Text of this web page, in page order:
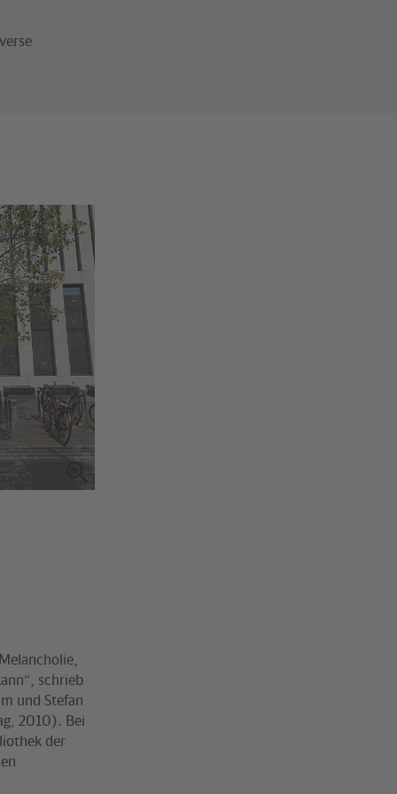
schrieb
und Stefan
2010). Bei
der